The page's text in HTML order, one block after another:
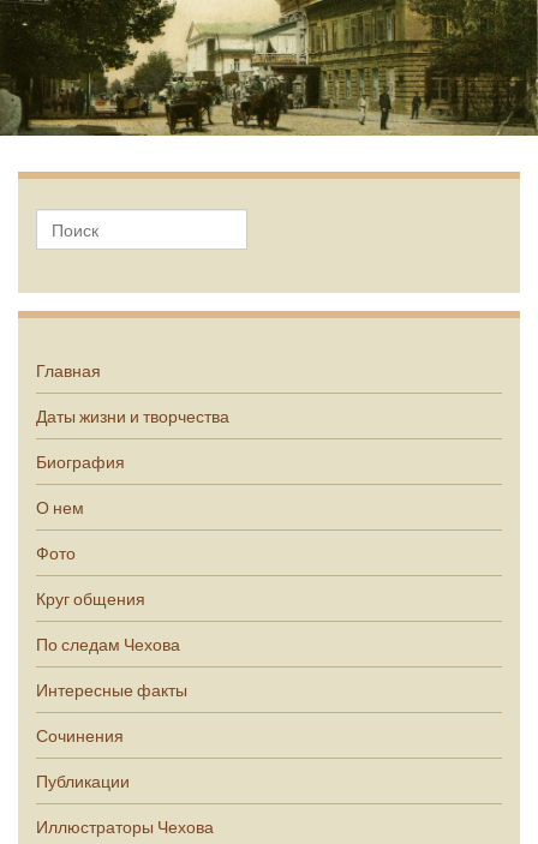
Главная
Даты жизни и творчества
Биография
О нем
Фото
Круг общения
По следам Чехова
Интересные факты
Сочинения
Публикации
Иллюстраторы Чехова